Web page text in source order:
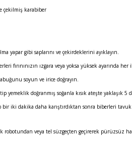
çekilmiş karabiber
yapar gibi saplarını ve çekirdeklerini ayıklayın.
fırınınızın ızgara veya yoksa yüksek ayarında
soyun ve irice doğrayın.
yemeklik doğranmış soğanla kısık ateşte yaklaşık
bir iki dakika daha karıştırdıktan sonra biberleri
robotundan veya tel süzgeçten geçirerek pürüzsüz